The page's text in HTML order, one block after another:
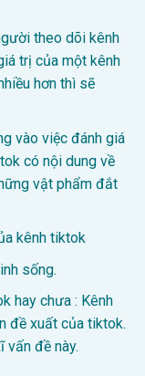
theo dõi kênh
trị của một kênh
hơn thì sẽ
vào việc đánh giá
có nội dung về
vật phẩm đắt
kênh tiktok
sống.
hay chưa : Kênh
đề xuất của tiktok.
vấn đề này.